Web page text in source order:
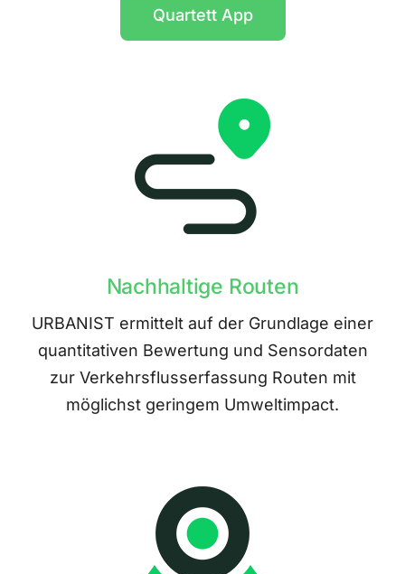
Quartett App
Nachhaltige Routen
URBANIST ermittelt auf der Grundlage einer
quantitativen Bewertung und Sensordaten
zur Verkehrsflusserfassung Routen mit
möglichst geringem Umweltimpact.